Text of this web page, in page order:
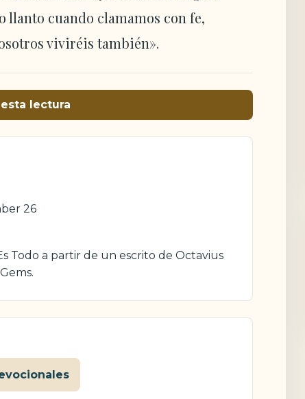
llanto cuando clamamos con fe,
viviréis también».
lectura
26
Todo a partir de un escrito de Octavius